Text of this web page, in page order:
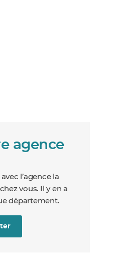
agence
l’agence la
vous. Il y en a
département.